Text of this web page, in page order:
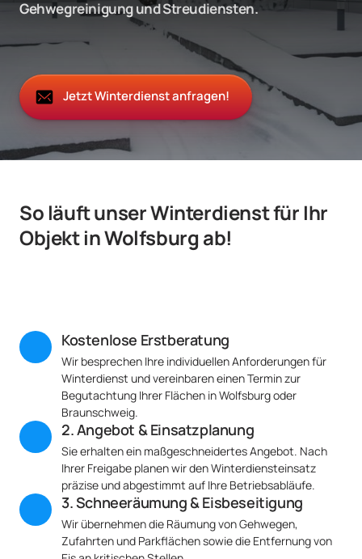
Gehwegreinigung und Streudiensten.
Jetzt Winterdienst anfragen!
So läuft unser Winterdienst für Ihr
Objekt in Wolfsburg ab!
Kostenlose Erstberatung
Wir besprechen Ihre individuellen Anforderungen für
Winterdienst und vereinbaren einen Termin zur
Begutachtung Ihrer Flächen in Wolfsburg oder
Braunschweig.
2. Angebot & Einsatzplanung
Sie erhalten ein maßgeschneidertes Angebot. Nach
Ihrer Freigabe planen wir den Winterdiensteinsatz
präzise und abgestimmt auf Ihre Betriebsabläufe.
3. Schneeräumung & Eisbeseitigung
Wir übernehmen die Räumung von Gehwegen,
Zufahrten und Parkflächen sowie die Entfernung von